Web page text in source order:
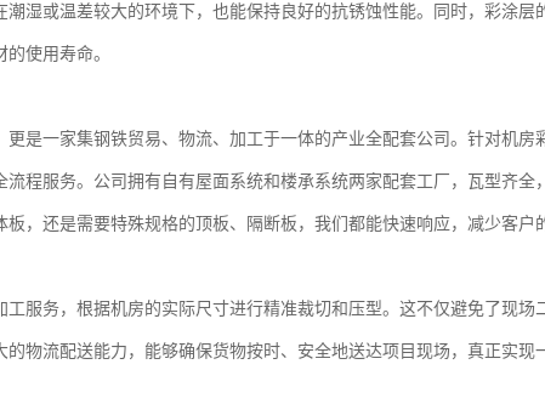
湿或温差较大的环境下，也能保持良好的抗锈蚀性能。同时，彩涂层
使用寿命。
更是一家集钢铁贸易、物流、加工于一体的产业全配套公司。针对机房
程服务。公司拥有自有屋面系统和楼承系统两家配套工厂，瓦型齐全
，还是需要特殊规格的顶板、隔断板，我们都能快速响应，减少客户
服务，根据机房的实际尺寸进行精准裁切和压型。这不仅避免了现场
物流配送能力，能够确保货物按时、安全地送达项目现场，真正实现